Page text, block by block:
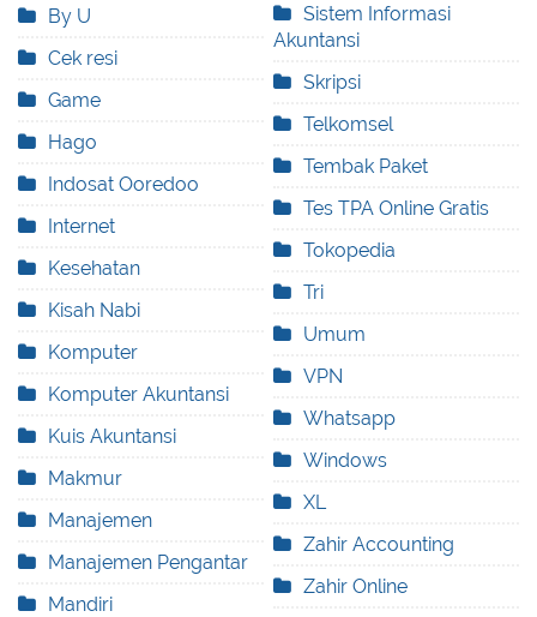
By U
Cek resi
Game
Hago
Indosat Ooredoo
Internet
Kesehatan
Kisah Nabi
Komputer
Komputer Akuntansi
Kuis Akuntansi
Makmur
Manajemen
Manajemen Pengantar
Mandiri
Sistem Informasi
Akuntansi
Skripsi
Telkomsel
Tembak Paket
Tes TPA Online Gratis
Tokopedia
Tri
Umum
VPN
Whatsapp
Windows
XL
Zahir Accounting
Zahir Online